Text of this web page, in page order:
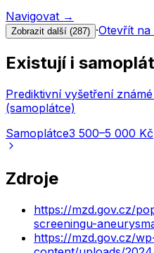
Navigovat →
Zobrazit další (287) ·Otevřít na
Existují i
Prediktivní vyšetření
(samoplátce)
Samoplátce3 500–5 000 Kč
Zdroje
https://mzd.gov.cz/
screeningu-
https://mzd.gov.cz/